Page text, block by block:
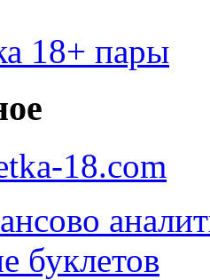
18+ пары
18.com
буклетов